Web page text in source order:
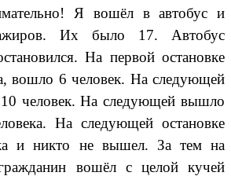
Я вошёл в автобус и
Их было 17. Автобус
На первой остановке
вошло 6 человек. На следующей
человек. На следующей вышло
На следующей остановке
и никто не вышел. За тем на
вошёл с целой кучей